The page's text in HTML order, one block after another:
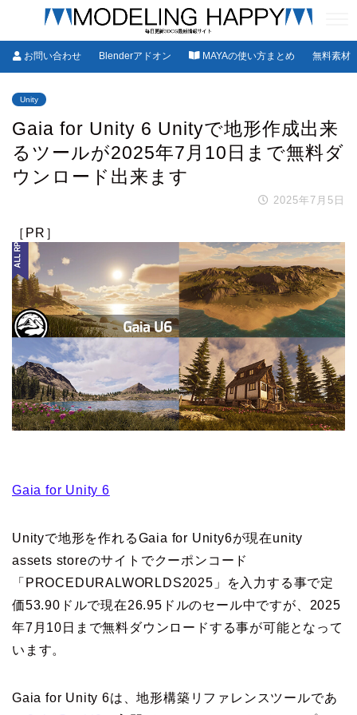
お問い合わせ Blenderアドオン MAYAの使い方まとめ 無料素材
Unity
Gaia for Unity 6 Unityで地形作成出来
るツールが2025年7月10日まで無料ダ
ウンロード出来ます
2025年7月5日
［PR］
Gaia for Unity 6
Unityで地形を作れるGaia for Unity6が現在unity
assets storeのサイトでクーポンコード
「PROCEDURALWORLDS2025」を入力する事で定
価53.90ドルで現在26.95ドルのセール中ですが、2025
年7月10日まで無料ダウンロードする事が可能となって
います。
Gaia for Unity 6は、地形構築リファレンスツールであ